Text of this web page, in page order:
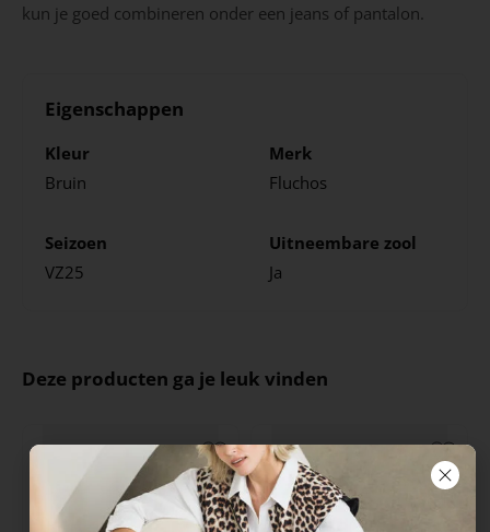
kun je goed combineren onder een jeans of pantalon.
Eigenschappen
Kleur
Bruin
Merk
Fluchos
Seizoen
VZ25
Uitneembare zool
Ja
Deze producten ga je leuk vinden